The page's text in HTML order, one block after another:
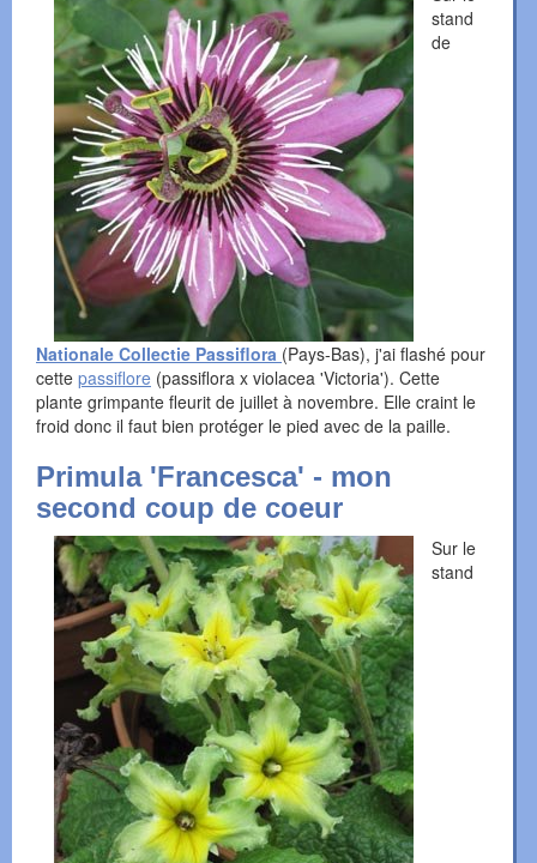
stand
de
Nationale Collectie Passiflora (Pays-Bas), j'ai flashé pour
cette passiflore (passiflora x violacea 'Victoria'). Cette
plante grimpante fleurit de juillet à novembre. Elle craint le
froid donc il faut bien protéger le pied avec de la paille.
Primula 'Francesca' - mon
second coup de coeur
Sur le
stand